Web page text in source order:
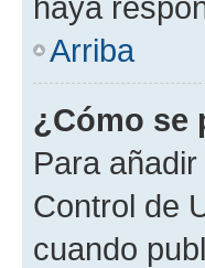
Arriba
¿Cómo se
Para
Control de
cuando